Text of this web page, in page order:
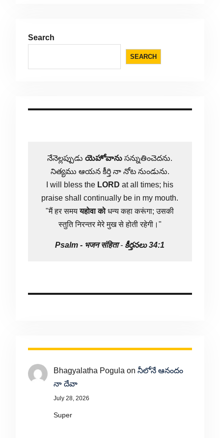
Search
SEARCH
నేనెల్లప్పుడుయెహోవాను సన్నుతించెదను.
నిత్యము ఆయన కీర్తి నా నోట నుండును.
I will bless the LORD at all times; his
praise shall continually be in my mouth.
"मैं हर समययहोवा कोधन्य कहा करूंगा; उसकी
स्तुति निरन्तर मेरे मुख से होती रहेगी।"
Psalm - भजन संहिता- కీర్తనలు 34:1
Bhagyalatha Pogula on నీలోనే ఆనందం
నా దేవా
July 28, 2026
Super